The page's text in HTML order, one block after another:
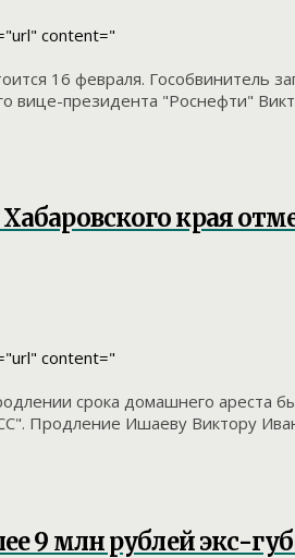
content="
16 февраля. Гособвинитель
вице-президента "Роснефти"
края
content="
срока домашнего ареста
Продление Ишаеву Виктору
9 млн рублей экс-